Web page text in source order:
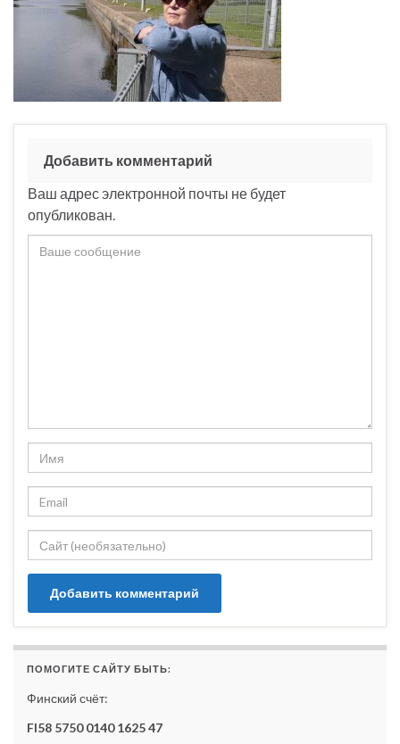
Добавить комментарий
Ваш адрес электронной почты не будет
опубликован.
ПОМОГИТЕ САЙТУ БЫТЬ:
Финский счёт:
FI58 5750 0140 1625 47